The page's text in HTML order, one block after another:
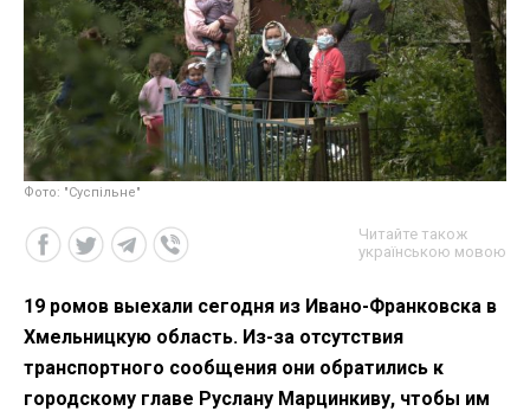
Фото: "Суспільне"
Читайте також
українською мовою
19 ромов выехали сегодня из Ивано-Франковска в
Хмельницкую область. Из-за отсутствия
транспортного сообщения они обратились к
городскому главе Руслану Марцинкиву, чтобы им